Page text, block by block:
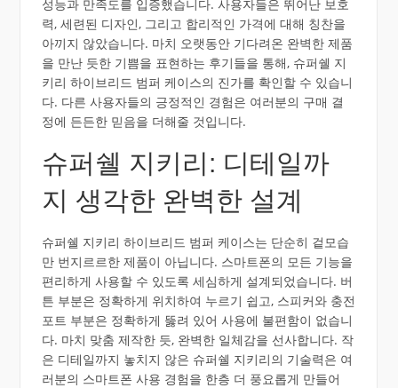
성능과 만족도를 입증했습니다. 사용자들은 뛰어난 보호
력, 세련된 디자인, 그리고 합리적인 가격에 대해 칭찬을
아끼지 않았습니다. 마치 오랫동안 기다려온 완벽한 제품
을 만난 듯한 기쁨을 표현하는 후기들을 통해, 슈퍼쉘 지
키리 하이브리드 범퍼 케이스의 진가를 확인할 수 있습니
다. 다른 사용자들의 긍정적인 경험은 여러분의 구매 결
정에 든든한 믿음을 더해줄 것입니다.
슈퍼쉘 지키리: 디테일까
지 생각한 완벽한 설계
슈퍼쉘 지키리 하이브리드 범퍼 케이스는 단순히 겉모습
만 번지르르한 제품이 아닙니다. 스마트폰의 모든 기능을
편리하게 사용할 수 있도록 세심하게 설계되었습니다. 버
튼 부분은 정확하게 위치하여 누르기 쉽고, 스피커와 충전
포트 부분은 정확하게 뚫려 있어 사용에 불편함이 없습니
다. 마치 맞춤 제작한 듯, 완벽한 일체감을 선사합니다. 작
은 디테일까지 놓치지 않은 슈퍼쉘 지키리의 기술력은 여
러분의 스마트폰 사용 경험을 한층 더 풍요롭게 만들어